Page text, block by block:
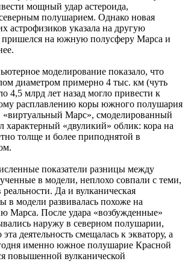
мощный удар астероида,
полушарием. Однако новая
астрофизиков указала на другую
пришелся на южную полусферу Марса и
моделирование показало, что
диаметром примерно 4 тыс. км (чуть
4,5 млрд лет назад могло привести к
расплавлению коры южного полушария
Марс», смоделированный
характерный «двуликий» облик: кора на
толще и более приподнятой в
показатели разницы между
в модели, неплохо совпали с теми,
Да и вулканическая
в модели развивалась похоже на
Марса. После удара «возбужденные»
наружу в северном полушарии,
деятельность смещалась к экватору, а
именно южное полушарие Красной
повышенной вулканической